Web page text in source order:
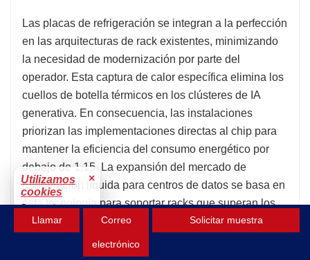
Las placas de refrigeración se integran a la perfección
en las arquitecturas de rack existentes, minimizando
la necesidad de modernización por parte del
operador. Esta captura de calor específica elimina los
cuellos de botella térmicos en los clústeres de IA
generativa. En consecuencia, las instalaciones
priorizan las implementaciones directas al chip para
mantener la eficiencia del consumo energético por
debajo de 1,15. La expansión del mercado de
refrigeración líquida para centros de datos se basa en
esta tecnología para soportar racks que superan los
100 kW. A medida que las arquitecturas se
densifiquen en 2026, las placas de refrigeración
seguirán siendo la solución térmica escalable
Llamar Correo
electrónico
Solicitar muestra
Utilizamos
cookies
×
Para mejorar tu
experiencia.